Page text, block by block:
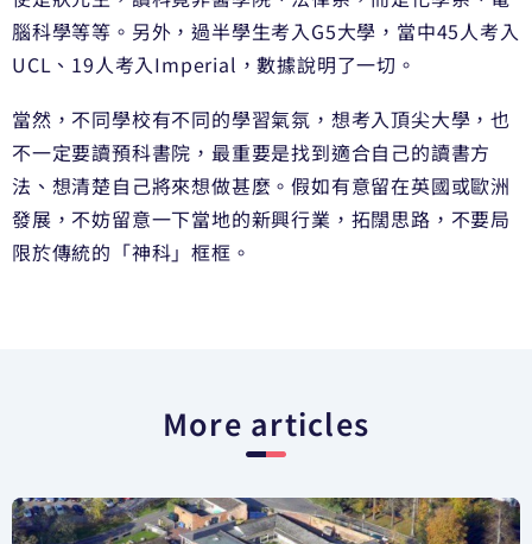
腦科學等等。另外，過半學生考入G5大學，當中45人考入
UCL、19人考入Imperial，數據說明了一切。
當然，不同學校有不同的學習氣氛，想考入頂尖大學，也
不一定要讀預科書院，最重要是找到適合自己的讀書方
法、想清楚自己將來想做甚麼。假如有意留在英國或歐洲
發展，不妨留意一下當地的新興行業，拓闊思路，不要局
限於傳統的「神科」框框。
More articles